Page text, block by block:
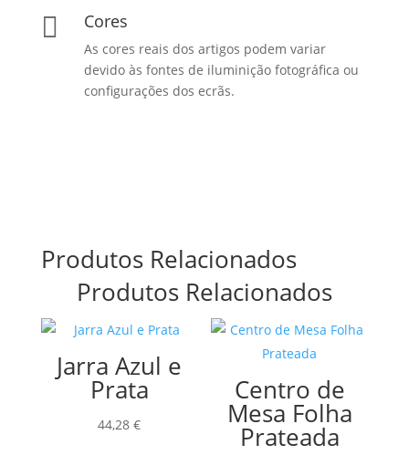
 Cores
As cores reais dos artigos podem variar
devido às fontes de iluminição fotográfica ou
configurações dos ecrãs.
Produtos Relacionados
Produtos Relacionados
Jarra Azul e
Prata
44,28€
Centro de
Mesa Folha
Prateada